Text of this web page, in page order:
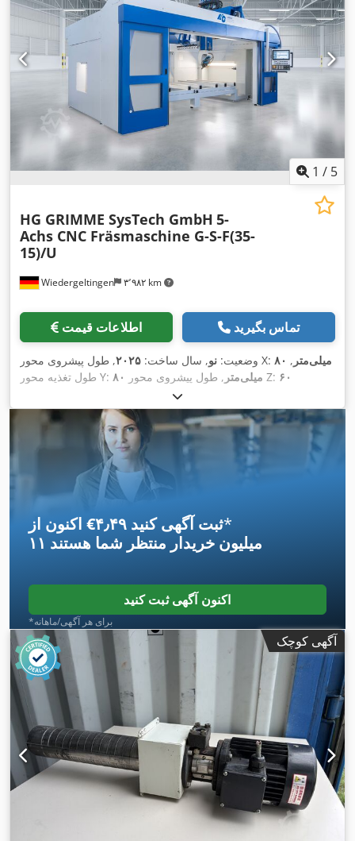
1 / 5
Wiedergeltingen ۳٬۹۸۲ km
HG GRIMME SysTech GmbH 5-
Achs CNC Fräsmaschine G-S-F(35-
15)/U
اطلاعات قیمت تماس بگیرید
وضعیت: نو, سال ساخت: ۲۰۲۵ , طول پیشروی محور X: ۸۰ میلی‌متر ,
طول تغذیه محور Y:
۸۰ میلی‌متر , طول پیشروی محور Z: ۶۰
اکنون از ‎€۴٫۴۹ ثبت آگهی کنید*
۱۱ میلیون خریدار منتظر شما هستند
اکنون آگهی ثبت کنید
*برای هر آگهی/ماهانه
آگهی کوچک